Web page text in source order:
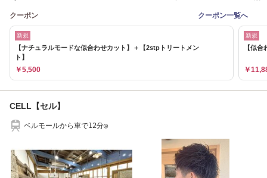
クーポン クーポン一覧へ
新規
【ナチュラルモードな似合わせカット】＋【2stpトリートメン
ト】
￥5,500
新規
【似
￥
CELL【セル】
ベルモールから車で12分◎